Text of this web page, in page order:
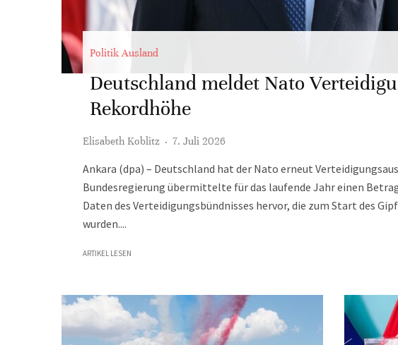
Politik Ausland
Deutschland meldet Nato
Rekordhöhe
Elisabeth Koblitz · 7. Juli 2026
Ankara (dpa) – Deutschland hat der Nato erneut
Bundesregierung übermittelte für das laufende Jahr einen
Daten des Verteidigungsbündnisses hervor, die zum Start des
wurden....
ARTIKEL LESEN